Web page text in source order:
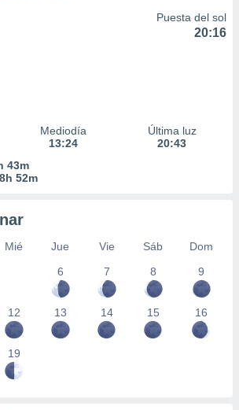
Puesta del sol
20:16
Mediodía
13:24
Última luz
20:43
43m
8h 52m
Mié Jue Vie Sáb
Dom
6
7 8 9
12 13 14 15 16
19